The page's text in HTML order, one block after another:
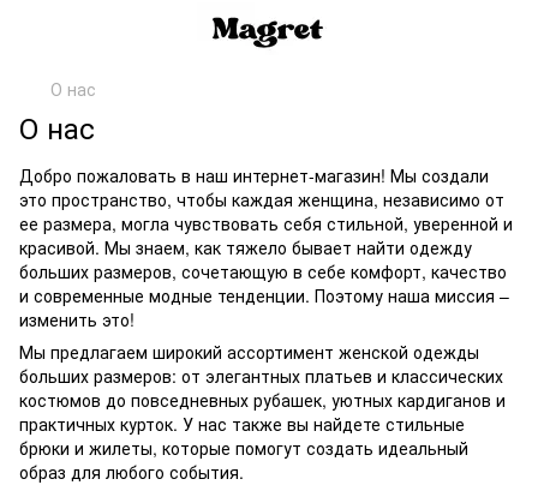
О нас
О нас
Добро пожаловать в наш интернет-магазин! Мы создали
это пространство, чтобы каждая женщина, независимо от
ее размера, могла чувствовать себя стильной, уверенной и
красивой. Мы знаем, как тяжело бывает найти одежду
больших размеров, сочетающую в себе комфорт, качество
и современные модные тенденции. Поэтому наша миссия –
изменить это!
Мы предлагаем широкий ассортимент женской одежды
больших размеров: от элегантных платьев и классических
костюмов до повседневных рубашек, уютных кардиганов и
практичных курток. У нас также вы найдете стильные
брюки и жилеты, которые помогут создать идеальный
образ для любого события.